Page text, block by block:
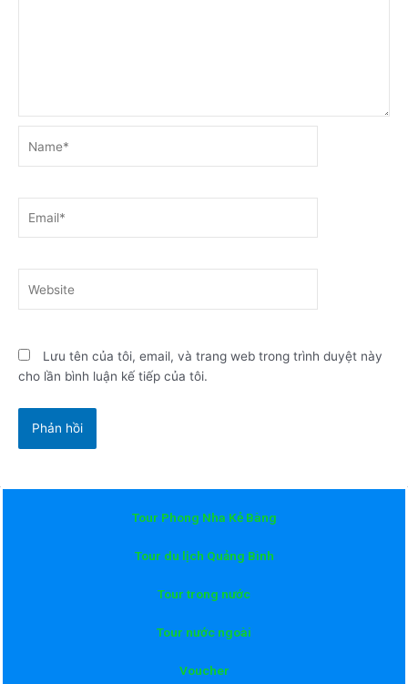
Lưu tên của tôi, email, và trang web trong trình duyệt này
cho lần bình luận kế tiếp của tôi.
Tour Phong Nha Kẻ Bàng
Tour du lịch Quảng Bình
Tour trong nước
Tour nước ngoài
Voucher